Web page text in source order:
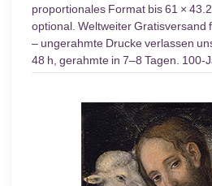
proportionales Format bis 61 ×
optional. Weltweiter Gratisversand
– ungerahmte Drucke verlassen
48 h, gerahmte in 7–8 Tagen.